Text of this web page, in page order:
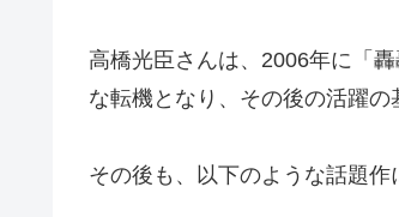
高橋光臣さんは、2006年に「
な転機となり、その後の活躍の
その後も、以下のような話題作